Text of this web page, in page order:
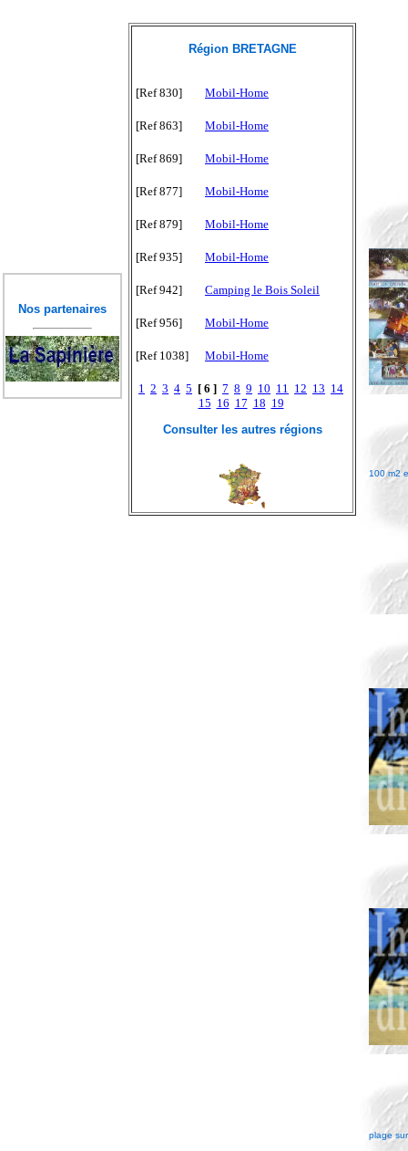
Nos partenaires
Région BRETAGNE
[Ref 830] Mobil-Home
[Ref 863] Mobil-Home
[Ref 869] Mobil-Home
[Ref 877] Mobil-Home
[Ref 879] Mobil-Home
[Ref 935] Mobil-Home
[Ref 942] Camping le Bois Soleil
[Ref 956] Mobil-Home
[Ref 1038] Mobil-Home
1 2 3 4 5 [ 6 ] 7 8 9 10 11 12 13 14
15 16 17 18 19
Consulter les autres régions
100 m2
plage